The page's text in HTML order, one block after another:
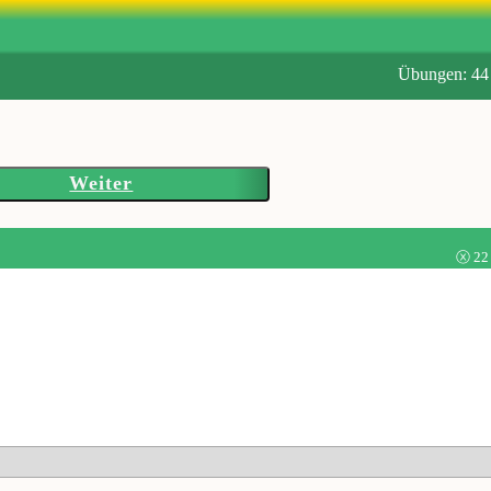
Übungen: 44
Weiter
ⓧ 22